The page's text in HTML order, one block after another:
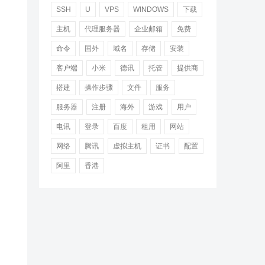
SSH U VPS WINDOWS 下载
主机 代理服务器 企业邮箱 免费
命令 国外 域名 存储 安装
客户端 小米 德讯 托管 提供商
搭建 操作步骤 文件 服务
服务器 注册 海外 游戏 用户
电讯 登录 百度 租用 网站
网络 腾讯 虚拟主机 证书 配置
阿里 香港